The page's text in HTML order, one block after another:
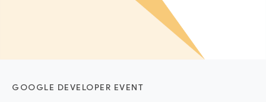
GOOGLE DEVELOPER EVENT